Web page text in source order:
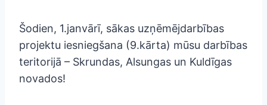
Šodien, 1.janvārī, sākas uzņēmējdarbības
projektu iesniegšana (9.kārta) mūsu darbības
teritorijā – Skrundas, Alsungas un Kuldīgas
novados!